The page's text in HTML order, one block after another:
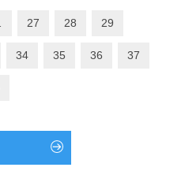
27 28 29
34 35 36 37